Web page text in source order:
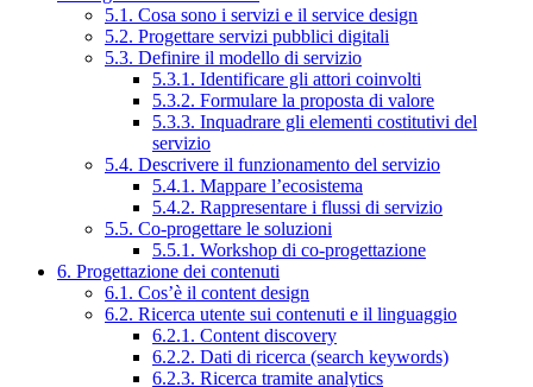
5.1. Cosa sono i servizi e il service design
5.2. Progettare servizi pubblici digitali
5.3. Definire il modello di servizio
5.3.1. Identificare gli attori coinvolti
5.3.2. Formulare la proposta di valore
5.3.3. Inquadrare gli elementi costitutivi del
servizio
5.4. Descrivere il funzionamento del servizio
5.4.1. Mappare l’ecosistema
5.4.2. Rappresentare i flussi di servizio
5.5. Co-progettare le soluzioni
5.5.1. Workshop di co-progettazione
6. Progettazione dei contenuti
6.1. Cos’è il content design
6.2. Ricerca utente sui contenuti e il linguaggio
6.2.1. Content discovery
6.2.2. Dati di ricerca (search keywords)
6.2.3. Ricerca tramite analytics